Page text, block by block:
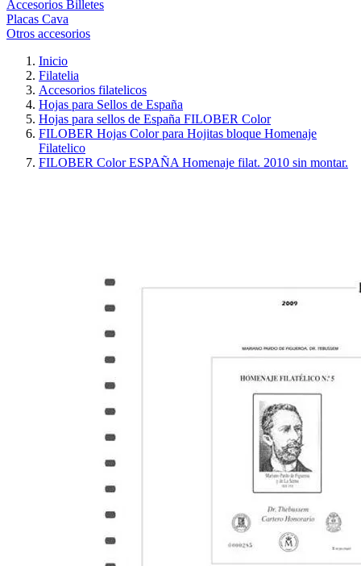
Accesorios Billetes
Placas Cava
Otros accesorios
Inicio
Filatelia
Accesorios filatelicos
Hojas para Sellos de España
Hojas para sellos de España FILOBER Color
FILOBER Hojas Color para Hojitas bloque Homenaje
Filatelico
FILOBER Color ESPAÑA Homenaje filat. 2010 sin montar.